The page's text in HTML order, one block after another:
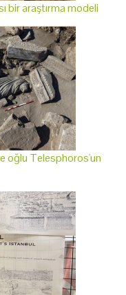
bir araştırma modeli
oğlu Telesphoros'un